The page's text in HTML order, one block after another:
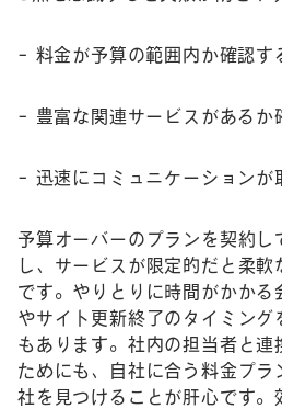
– 料金が予算の範囲内か確認す
– 豊富な関連サービスがあるか
– 迅速にコミュニケーションが
予算オーバーのプランを契約し
し、サービスが限定的だと柔
です。やりとりに時間がかかる
やサイト更新終了のタイミング
もあります。社内の担当者と連
ためにも、自社に合う料金プラ
社を見つけることが肝心です。